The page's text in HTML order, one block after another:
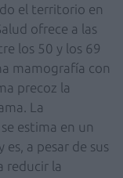
el territorio en
ofrece a las
los 50 y los 69
mamografía con
precoz la
La
estima en un
a pesar de sus
reducir la